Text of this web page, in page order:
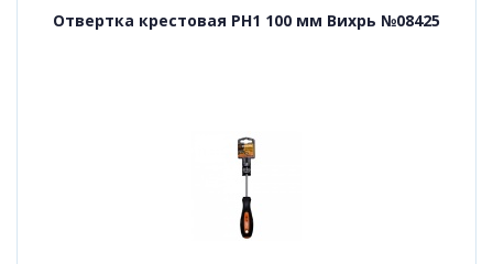
Отвертка крестовая PH1 100 мм Вихрь №08425